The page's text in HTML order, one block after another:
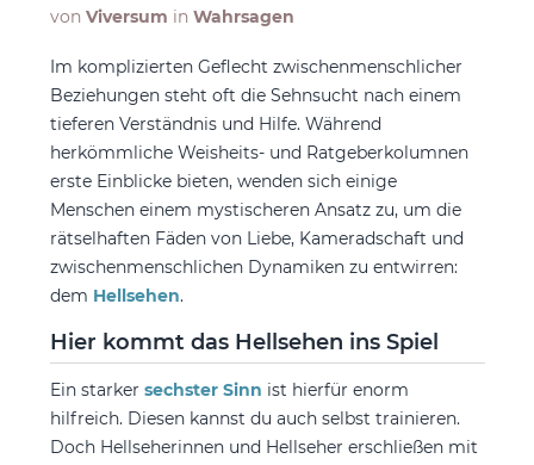
von Viversum in Wahrsagen
Im komplizierten Geflecht zwischenmenschlicher
Beziehungen steht oft die Sehnsucht nach einem
tieferen Verständnis und Hilfe. Während
herkömmliche Weisheits- und Ratgeberkolumnen
erste Einblicke bieten, wenden sich einige
Menschen einem mystischeren Ansatz zu, um die
rätselhaften Fäden von Liebe, Kameradschaft und
zwischenmenschlichen Dynamiken zu entwirren:
dem Hellsehen.
Hier kommt das Hellsehen ins Spiel
Ein starker sechster Sinn ist hierfür enorm
hilfreich. Diesen kannst du auch selbst trainieren.
Doch Hellseherinnen und Hellseher erschließen mit